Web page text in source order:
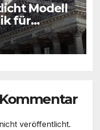
Modell
für
veröffentlicht.